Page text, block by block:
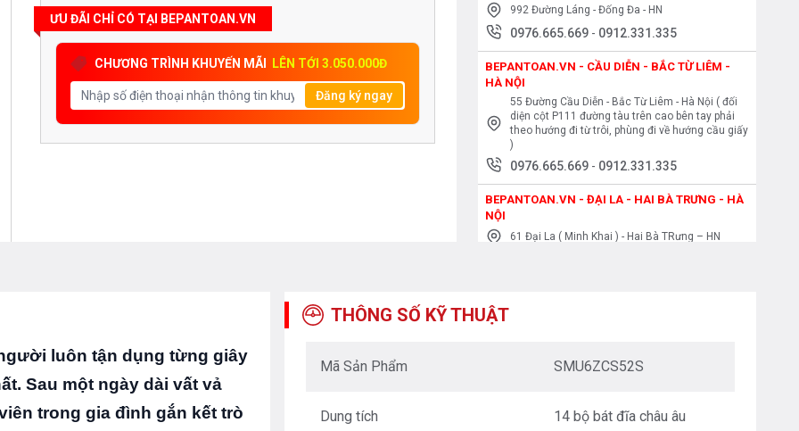
ƯU ĐÃI CHỈ CÓ TẠI BEPANTOAN.VN
CHƯƠNG TRÌNH KHUYẾN MÃI LÊN TỚI 3.050.000Đ
Đăng ký ngay
992 Đường Láng - Đống Đa - HN
0976.665.669 - 0912.331.335
BEPANTOAN.VN - CẦU DIỄN - BẮC TỪ LIÊM -
HÀ NỘI
55 Đường Cầu Diễn - Bắc Từ Liêm - Hà Nội ( đối
diện cột P111 đường tàu trên cao bên tay phải
theo hướng đi từ trôi, phùng đi về hướng cầu giấy
)
0976.665.669 - 0912.331.335
BEPANTOAN.VN - ĐẠI LA - HAI BÀ TRƯNG - HÀ
NỘI
61 Đại La ( Minh Khai ) - Hai Bà TRưng – HN
XUÂN - HÀ NỘI
Căn 08 - TT1.4 Khu Dự Án Calyx Residence
luôn tận dụng từng giây
Sau một ngày dài vất vả
trong gia đình gắn kết trò
THÔNG SỐ KỸ THUẬT
Mã Sản Phẩm SMU6ZCS52S
Dung tích 14 bộ bát đĩa châu âu